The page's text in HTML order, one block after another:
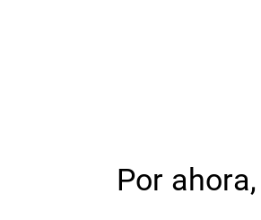
Por